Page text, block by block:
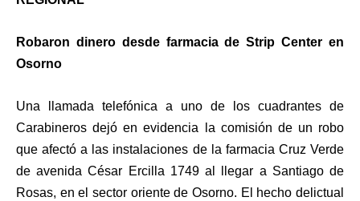
Robaron dinero desde farmacia de Strip Center en
Osorno
Una llamada telefónica a uno de los cuadrantes de
Carabineros dejó en evidencia la comisión de un robo
que afectó a las instalaciones de la farmacia Cruz Verde
de avenida César Ercilla 1749 al llegar a Santiago de
Rosas, en el sector oriente de Osorno. El hecho delictual